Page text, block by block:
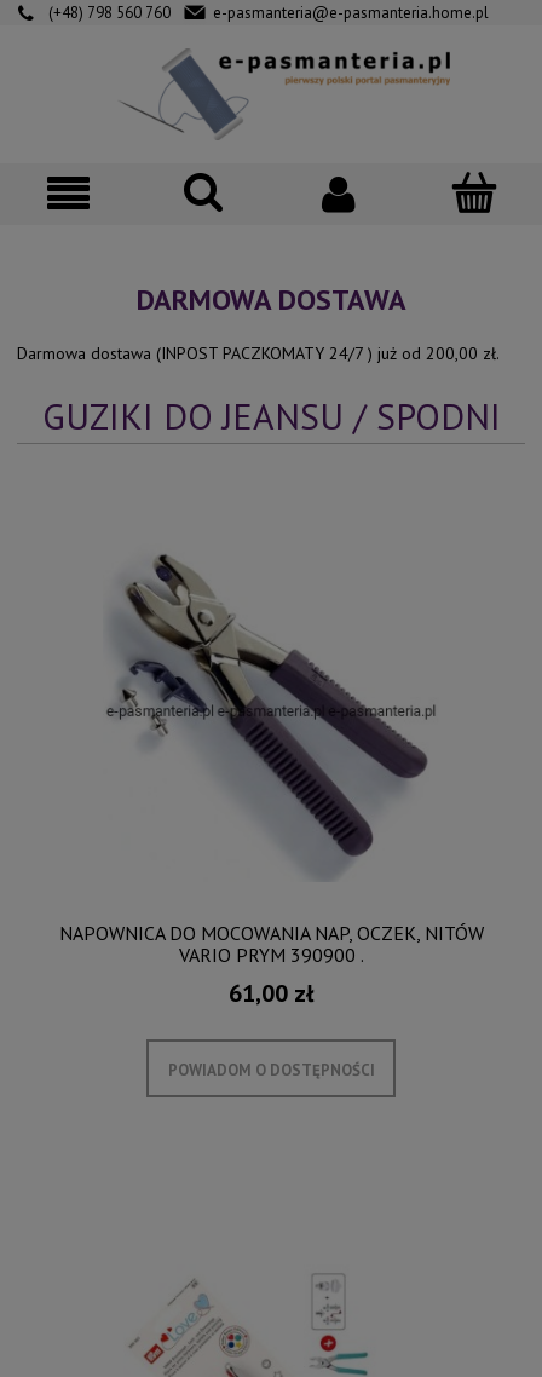
(+48) 798 560 760 e-pasmanteria@e-pasmanteria.home.pl
DARMOWA DOSTAWA
Darmowa dostawa (INPOST PACZKOMATY 24/7 ) już od 200,00 zł.
GUZIKI DO JEANSU / SPODNI
NAPOWNICA DO MOCOWANIA NAP, OCZEK, NITÓW
VARIO PRYM 390900 .
61,00 zł
POWIADOM O DOSTĘPNOŚCI